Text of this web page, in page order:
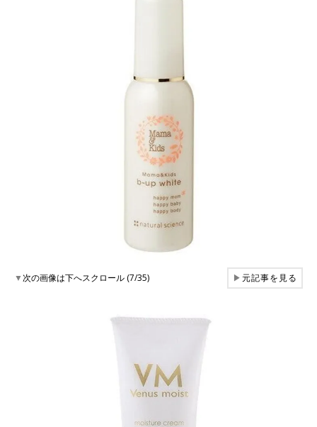
▼次の画像は下へスクロール (7/35) ▶元記事を見る